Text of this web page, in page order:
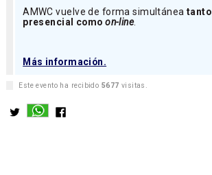
AMWC vuelve de forma simultánea
presencial comoon-line.
Más información.
Este evento ha recibido 5677 visitas.